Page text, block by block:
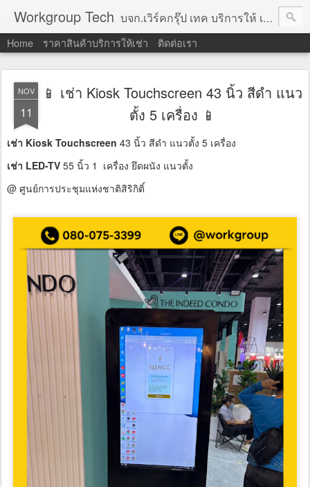
Workgroup Tech บจก.เวิร์คกรุ๊ป เทค บริการให้ เช่าคอมพิวเตอร์ โน้ตบุ๊ค โปรเจคเตอร์ ทีวีจอแบน จอทัชสกรีน ตู้คีออส วีดีโอวอล และอุปกรณ์อื่น ๆ บริการให้เช่าเป็น รายวัน
Home ราคาสินค้าบริการให้เช่า ติดต่อเรา
NOV
11
📱 เช่า Kiosk Touchscreen 43 นิ้ว สีดำ แนว
ตั้ง 5 เครื่อง 📱
เช่า Kiosk Touchscreen 43 นิ้ว สีดำ แนวตั้ง 5 เครื่อง
เช่า LED-TV 55 นิ้ว 1 เครื่อง ยึดผนัง แนวตั้ง
@ ศูนย์การประชุมแห่งชาติสิริกิติ์